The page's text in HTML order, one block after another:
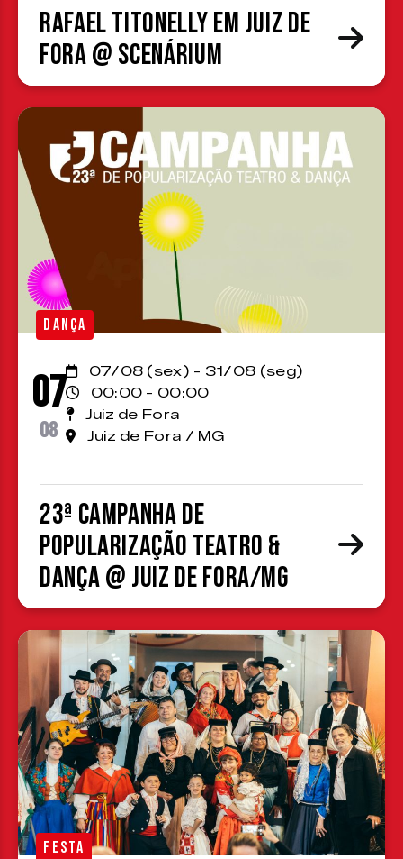
Rafael Titonelly em Juiz de
Fora @ Scenárium
DANÇA
07
08
07/08 (sex) - 31/08 (seg)
00:00 - 00:00
Juiz de Fora
Juiz de Fora / MG
23ª Campanha de
Popularização Teatro &
Dança @ Juiz de Fora/MG
FESTA